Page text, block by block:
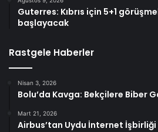
Guterres: Kıbrıs için 5+1
başlayacak
Rastgele Haberler
Nisan 3, 2026
Bolu’da Kavga: Bekçilere Biber
Mart 21, 2026
Airbus’tan Uydu İnternet İşbirliği